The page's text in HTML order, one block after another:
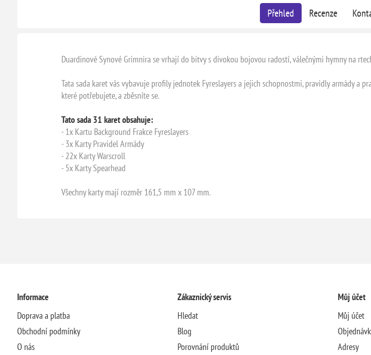
Přehled Recenze
Duardinové Synové Grimnira se vrhají do bitvy s divokou bojovou radostí, válečnými hymny na
Tata sada karet vás vybavuje profily jednotek Fyreslayers a jejich schopnostmi, pravidly armády a
které potřebujete, a zběsníte se.
Tato sada 31 karet obsahuje:
- 1x Kartu Background Frakce Fyreslayers
- 3x Karty Pravidel Armády
- 22x Karty Warscroll
- 5x Karty Spearhead
Všechny karty mají rozměr 161,5 mm x 107 mm.
Informace
Doprava a platba
Obchodní podmínky
O nás
Zákaznický servis
Hledat
Blog
Porovnání produktů
Můj účet
Můj účet
Adresy